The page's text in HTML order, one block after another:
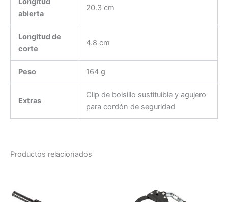
abierta
20.3 cm
Longitud de
corte
4.8 cm
Peso 164 g
Extras
Clip de bolsillo sustituible y agujero
para cordón de seguridad
Productos relacionados